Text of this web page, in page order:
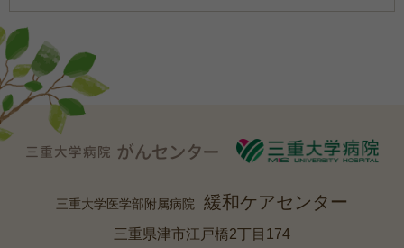
三重大学医学部附属病院 緩和ケアセンター
三重県津市江戸橋2丁目174